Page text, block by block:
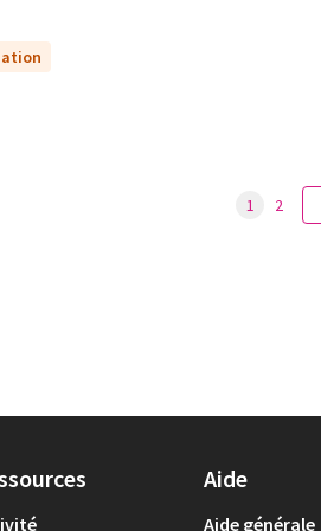
1 2
Aide
Aide générale